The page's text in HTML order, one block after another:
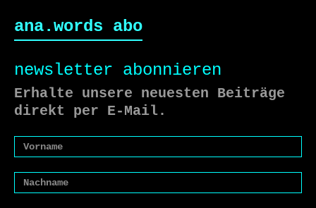
ana.words abo
newsletter abonnieren
Erhalte unsere neuesten Beiträge
direkt per E-Mail.